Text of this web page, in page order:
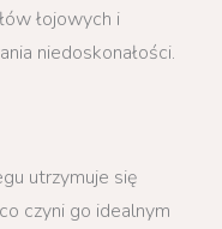
łojowych i
niedoskonałości.
utrzymuje się
czyni go idealnym